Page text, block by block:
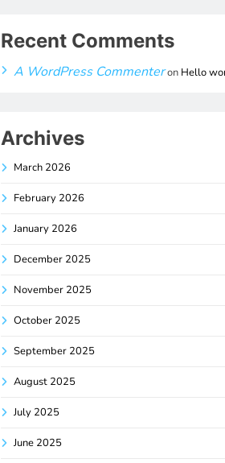
Recent Comments
A WordPress Commenteron Hello
Archives
March 2026
February 2026
January 2026
December 2025
November 2025
October 2025
September 2025
August 2025
July 2025
June 2025